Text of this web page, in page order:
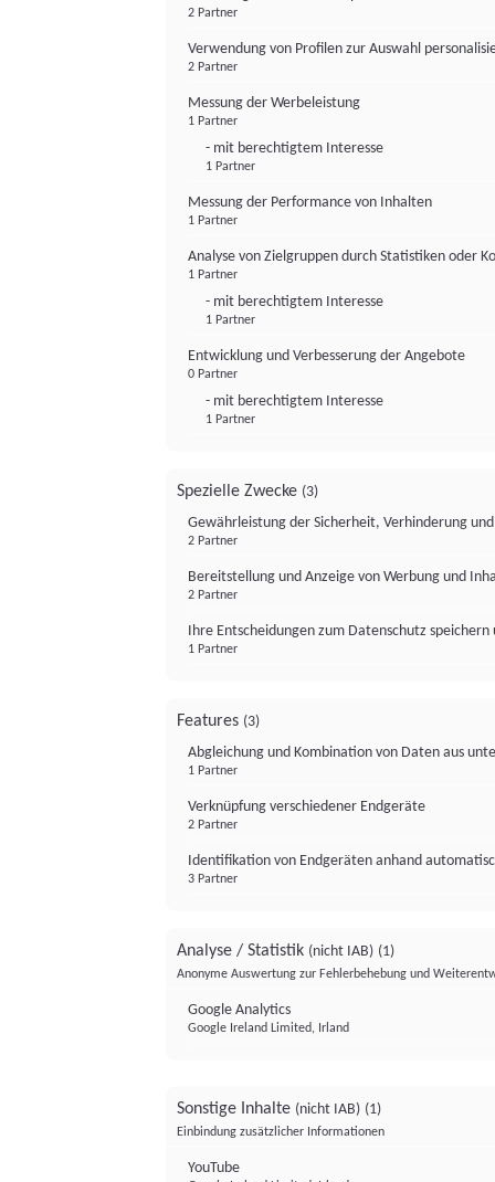
2 Partner
Verwendung von Profilen zur Auswahl
2 Partner
Messung der Werbeleistung
1 Partner
- mit berechtigtem Interesse
1 Partner
Messung der Performance von Inhalten
1 Partner
Analyse von Zielgruppen durch Statistiken oder
1 Partner
- mit berechtigtem Interesse
1 Partner
Entwicklung und Verbesserung der Angebote
0 Partner
- mit berechtigtem Interesse
1 Partner
Spezielle Zwecke (3)
Gewährleistung der Sicherheit, Verhinderung
2 Partner
Bereitstellung und Anzeige von Werbung und
2 Partner
Ihre Entscheidungen zum Datenschutz
1 Partner
Features (3)
Abgleichung und Kombination von Daten aus
1 Partner
Verknüpfung verschiedener Endgeräte
2 Partner
Identifikation von Endgeräten anhand
3 Partner
Analyse / Statistik (nicht IAB) (1)
Anonyme Auswertung zur Fehlerbehebung und
Google Analytics
Google Ireland Limited, Irland
Sonstige Inhalte (nicht IAB) (1)
Einbindung zusätzlicher Informationen
YouTube